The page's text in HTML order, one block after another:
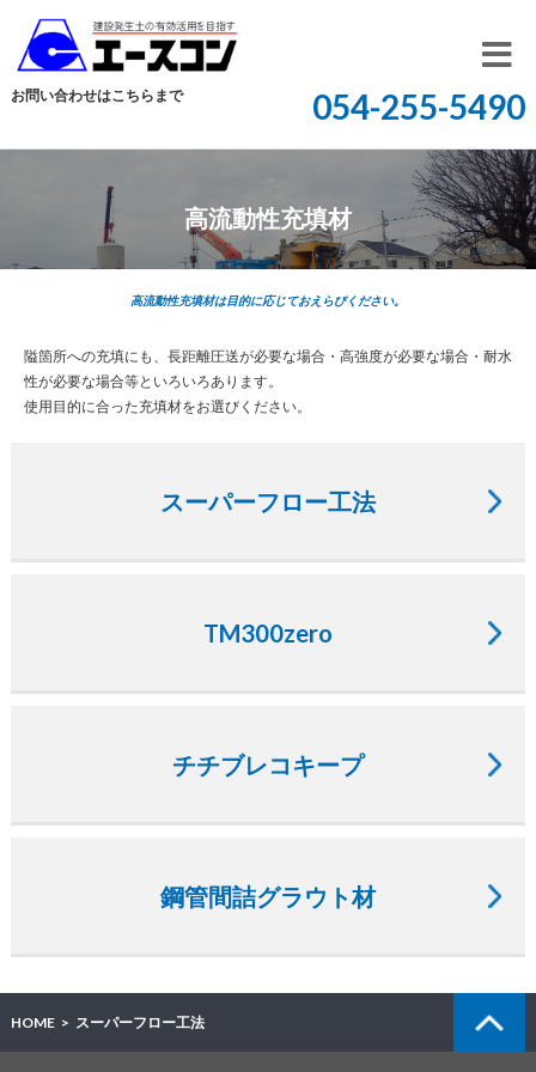
開
く
お問い合わせはこちらまで 054-255-5490
高流動性充填材
高流動性充填材は目的に応じておえらびください。
隘箇所への充填にも、長距離圧送が必要な場合・高強度が必要な場合・耐水
性が必要な場合等といろいろあります。
使用目的に合った充填材をお選びください。
スーパーフロー工法
TM300zero
チチブレコキープ
鋼管間詰グラウト材
HOME スーパーフロー工法